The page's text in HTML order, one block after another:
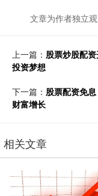
文章为作者独立
上一篇： 股票炒股配
投资梦想
下一篇： 股票配资免
财富增长
相关文章